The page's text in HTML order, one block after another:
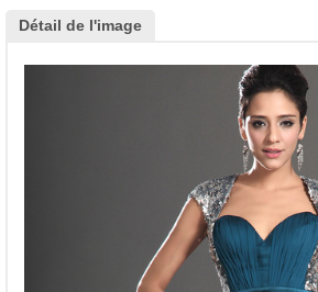
Détail de l'image